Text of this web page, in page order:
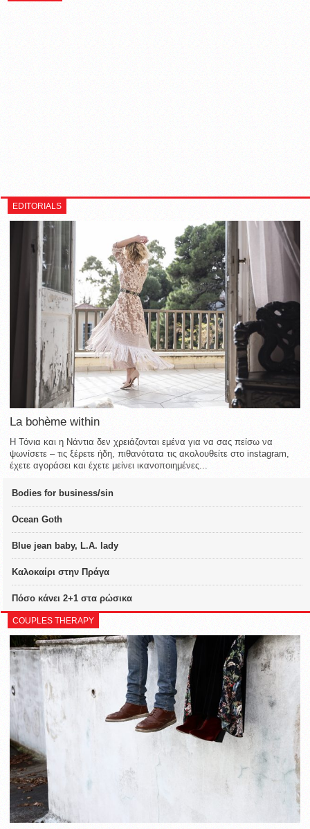
EDITORIALS
La bohème within
Η Τόνια και η Νάντια δεν χρειάζονται εμένα για να σας πείσω να
ψωνίσετε – τις ξέρετε ήδη, πιθανότατα τις ακολουθείτε στο instagram,
έχετε αγοράσει και έχετε μείνει ικανοποιημένες...
Bodies for business/sin
Ocean Goth
Blue jean baby, L.A. lady
Καλοκαίρι στην Πράγα
Πόσο κάνει 2+1 στα ρώσικα
COUPLES THERAPY